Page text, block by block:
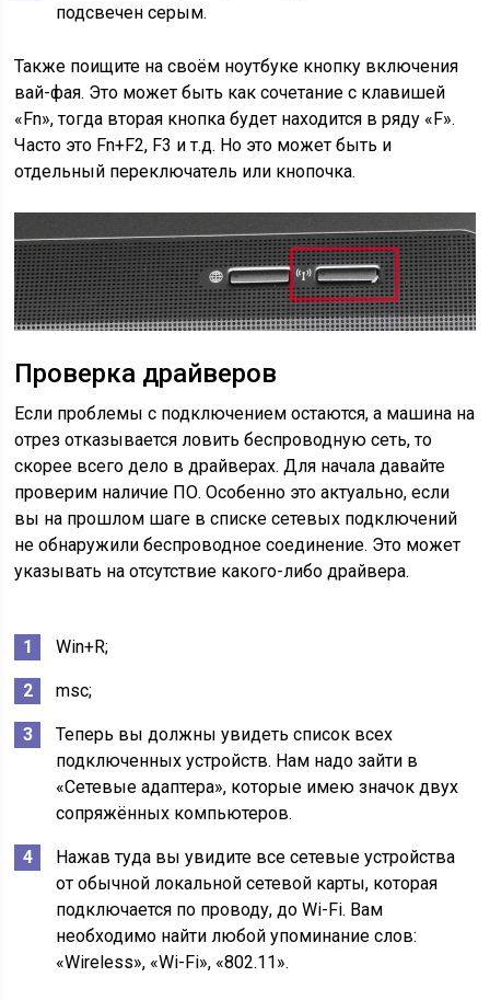
подсвечен серым.
Также поищите на своём ноутбуке кнопку включения
вай-фая. Это может быть как сочетание с клавишей
«Fn», тогда вторая кнопка будет находится в ряду «F».
Часто это Fn+F2, F3 и т.д. Но это может быть и
отдельный переключатель или кнопочка.
Проверка драйверов
Если проблемы с подключением остаются, а машина на
отрез отказывается ловить беспроводную сеть, то
скорее всего дело в драйверах. Для начала давайте
проверим наличие ПО. Особенно это актуально, если
вы на прошлом шаге в списке сетевых подключений
не обнаружили беспроводное соединение. Это может
указывать на отсутствие какого-либо драйвера.
Win+R;
msc;
Теперь вы должны увидеть список всех
подключенных устройств. Нам надо зайти в
«Сетевые адаптера», которые имею значок двух
сопряжённых компьютеров.
Нажав туда вы увидите все сетевые устройства
от обычной локальной сетевой карты, которая
подключается по проводу, до Wi-Fi. Вам
необходимо найти любой упоминание слов:
«Wireless», «Wi-Fi», «802.11».